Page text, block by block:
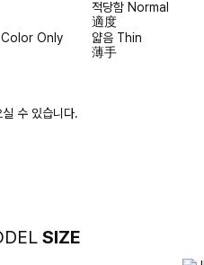
적당함 Normal
適度
Only
얇음 Thin
薄手
수 있습니다.
SIZE